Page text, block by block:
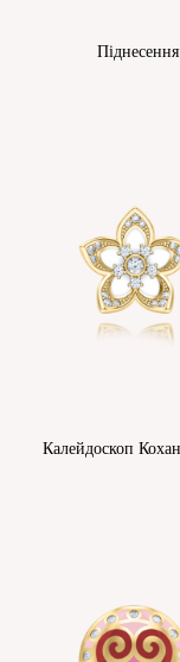
Калейдоскоп